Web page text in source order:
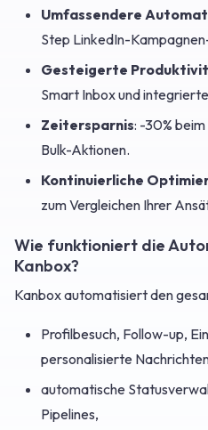
Umfassendere
Step LinkedIn-
Gesteigerte
Smart Inbox und
Zeitersparnis: -30%
Bulk-Aktionen.
Kontinuierliche
zum Vergleichen Ihrer
Wie funktioniert die
Kanbox?
Kanbox automatisiert den
Profilbesuch, Follow-up,
personalisierte
automatische
Pipelines,